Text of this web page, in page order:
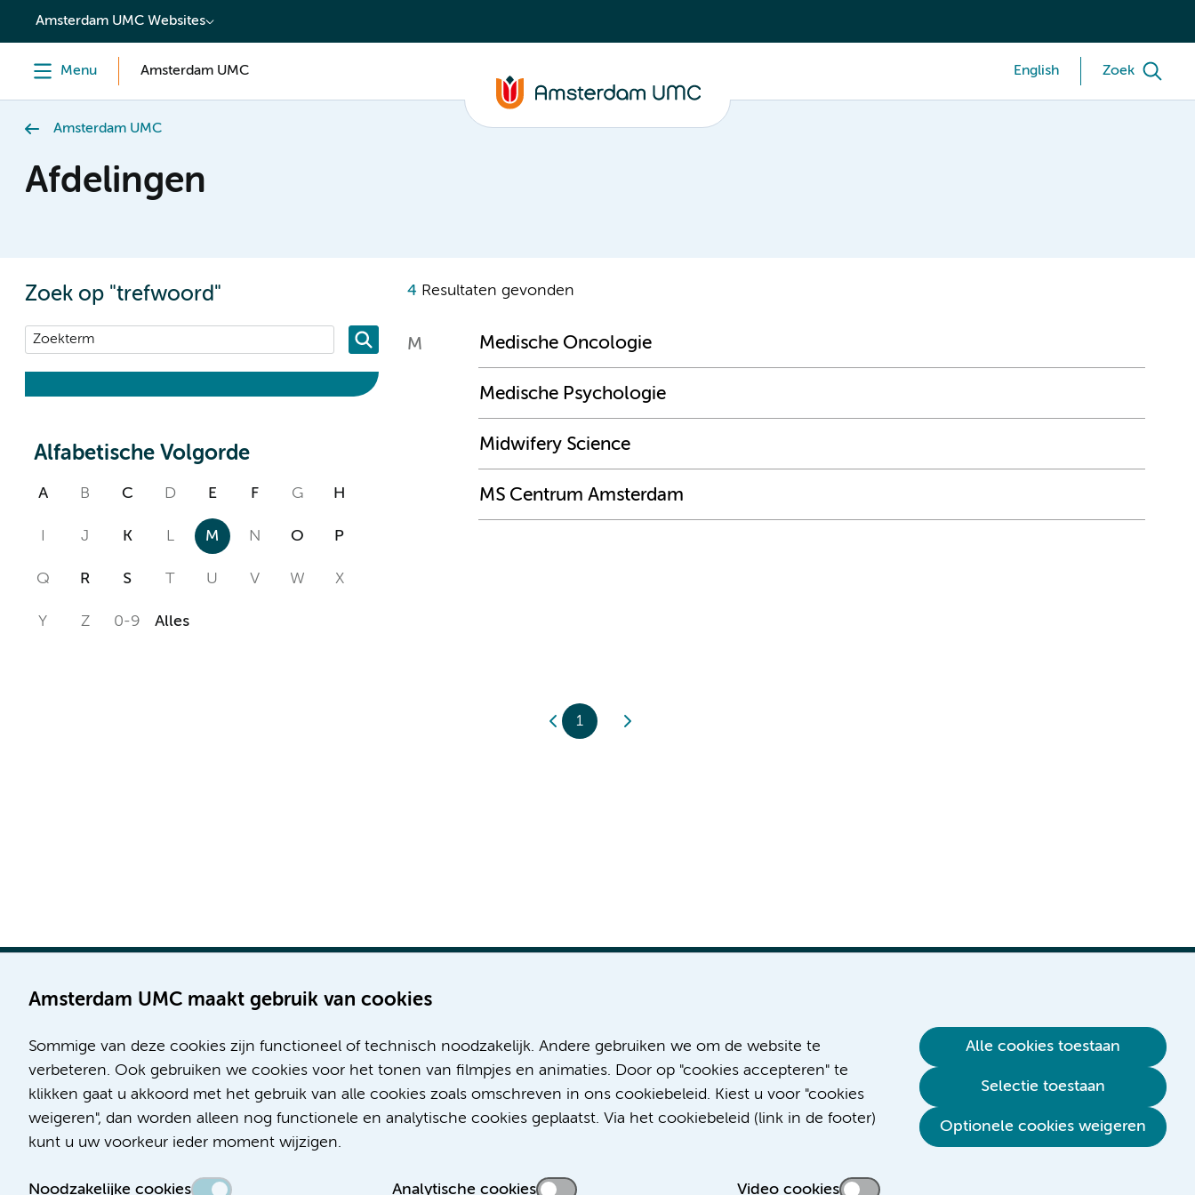
content
Amsterdam UMC maakt gebruik van cookies
Sommige van deze cookies zijn functioneel of technisch noodzakelijk. Andere gebruiken we om de website te
verbeteren. Ook gebruiken we cookies voor het tonen van filmpjes en animaties. Door op "cookies accepteren" te
klikken gaat u akkoord met het gebruik van alle cookies zoals omschreven in ons cookiebeleid. Kiest u voor "cookies
weigeren", dan worden alleen nog functionele en analytische cookies geplaatst. Via het cookiebeleid (link in de footer)
kunt u uw voorkeur ieder moment wijzigen.
Noodzakelijke cookies Analytische cookies Video cookies
Alle cookies toestaan
Selectie toestaan
Optionele cookies weigeren
Amsterdam UMC Websites
Menu Amsterdam UMC English Zoek
Amsterdam UMC
Afdelingen
Zoek op "trefwoord"
Alfabetische Volgorde
A B C D E F G H
J K L M N O P
Q R S T U V W X
Y Z 0-9 Alles
4 Resultaten gevonden
M Medische Oncologie
Medische Psychologie
Midwifery Science
MS Centrum Amsterdam
1
Locatie AMC
Meibergdreef 9
1105 AZ Amsterdam
Locatie VUmc
De Boelelaan 1117
1081 HV Amsterdam
(020) 444 4444
Meer Amsterdam UMC websites:
Werken bij Amsterdam UMC
Over Amsterdam UMC
Educatie Locatie AMC